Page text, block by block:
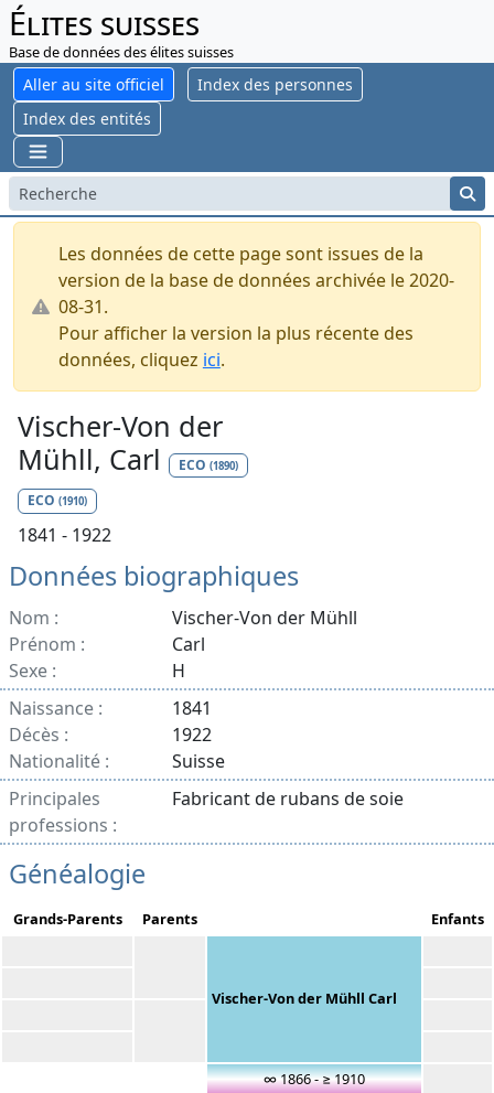
Élites suisses
Base de données des élites suisses
Aller au site officiel
Index des personnes
Index des entités
Les données de cette page sont issues de la
version de la base de données archivée le 2020-
08-31.
Pour afficher la version la plus récente des
données, cliquez ici.
Vischer-Von der
Mühll, Carl
ECO (1890)
ECO (1910)
1841 - 1922
Données biographiques
Nom :
Vischer-Von der Mühll
Prénom :
Carl
Sexe :
H
Naissance :
1841
Décès :
1922
Nationalité :
Suisse
Principales
professions :
Fabricant de rubans de soie
Généalogie
Grands-Parents Parents Enfants
Vischer-Von der Mühll Carl
∞ 1866 - ≥ 1910